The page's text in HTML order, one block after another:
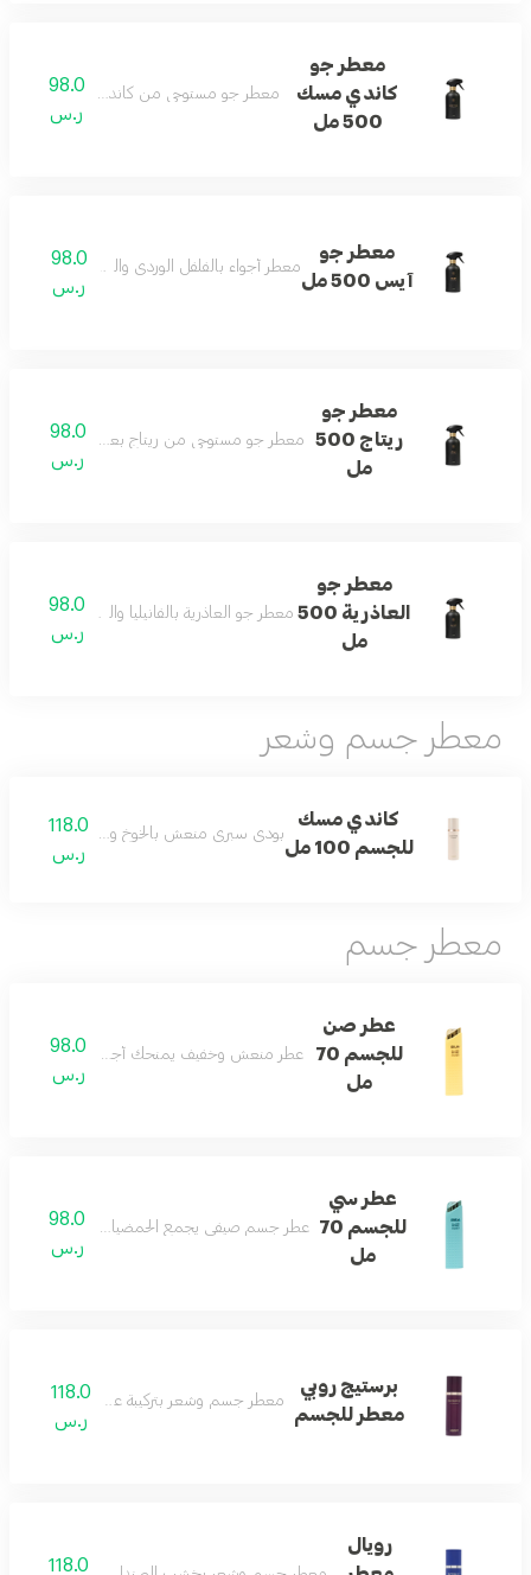
معطر جو
كاندي مسك
500 مل
معطر جو مستوحى من كاندي مسك بنفحات
98.0
ر.س
معطر جو
آيس 500 مل
معطر أجواء بالفلفل الوردي والتوبي روز والمسك
98.0
ر.س
معطر جو
ريتاج 500
مل
معطر جو مستوحى من ريتاج بعبير الزهور
98.0
ر.س
معطر جو
العاذرية 500
مل
معطر جو العاذرية بالفانيليا والباتشولي والمسك
98.0
ر.س
معطر جسم وشعر
كاندي مسك
للجسم 100 مل
بودي سبري منعش بالخوخ والمسك لحضور
118.0
ر.س
معطر جسم
عطر صن
للجسم 70
مل
عطر منعش وخفيف يمنحك أجواء باردة ومريحة
98.0
ر.س
عطر سي
للجسم 70
مل
عطر جسم صيفي يجمع الحمضيات والكراميل مع
98.0
ر.س
برستيج روبي
معطر للجسم
معطر جسم وشعر بتركيبة عطرية فاخرة
118.0
ر.س
رويال
118.0